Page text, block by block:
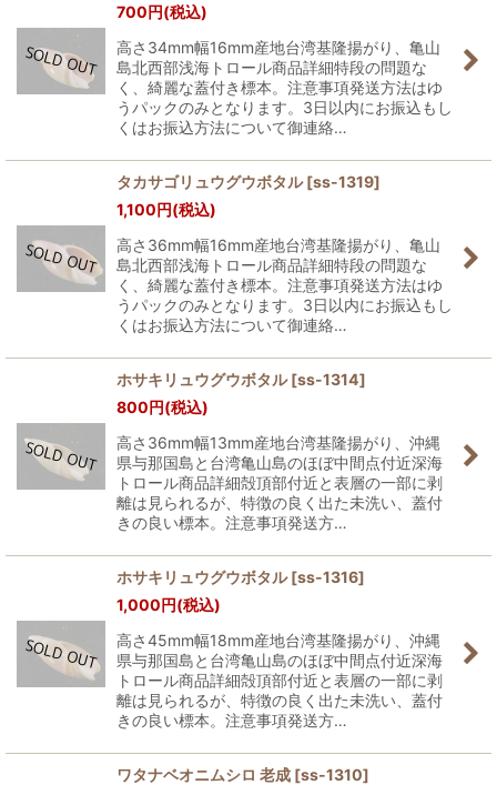
700円(税込)
高さ34mm幅16mm産地台湾基隆揚がり、亀山
島北西部浅海トロール商品詳細特段の問題な
く、綺麗な蓋付き標本。注意事項発送方法はゆ
うパックのみとなります。3日以内にお振込もし
くはお振込方法について御連絡…
タカサゴリュウグウボタル [ss-1319]
1,100円(税込)
高さ36mm幅16mm産地台湾基隆揚がり、亀山
島北西部浅海トロール商品詳細特段の問題な
く、綺麗な蓋付き標本。注意事項発送方法はゆ
うパックのみとなります。3日以内にお振込もし
くはお振込方法について御連絡…
ホサキリュウグウボタル [ss-1314]
800円(税込)
高さ36mm幅13mm産地台湾基隆揚がり、沖縄
県与那国島と台湾亀山島のほぼ中間点付近深海
トロール商品詳細殻頂部付近と表層の一部に剥
離は見られるが、特徴の良く出た未洗い、蓋付
きの良い標本。注意事項発送方…
ホサキリュウグウボタル [ss-1316]
1,000円(税込)
高さ45mm幅18mm産地台湾基隆揚がり、沖縄
県与那国島と台湾亀山島のほぼ中間点付近深海
トロール商品詳細殻頂部付近と表層の一部に剥
離は見られるが、特徴の良く出た未洗い、蓋付
きの良い標本。注意事項発送方…
ワタナベオニムシロ 老成 [ss-1310]